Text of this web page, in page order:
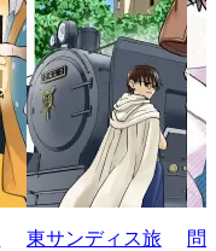
東サンディス旅
問